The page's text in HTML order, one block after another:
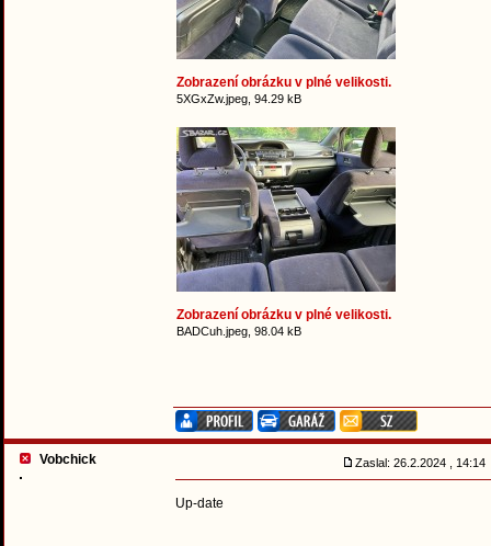
Zobrazení obrázku v plné velikosti.
5XGxZw.jpeg, 94.29 kB
Zobrazení obrázku v plné velikosti.
BADCuh.jpeg, 98.04 kB
Vobchick Zaslal: 26.2.2024 , 14:14
Up-date